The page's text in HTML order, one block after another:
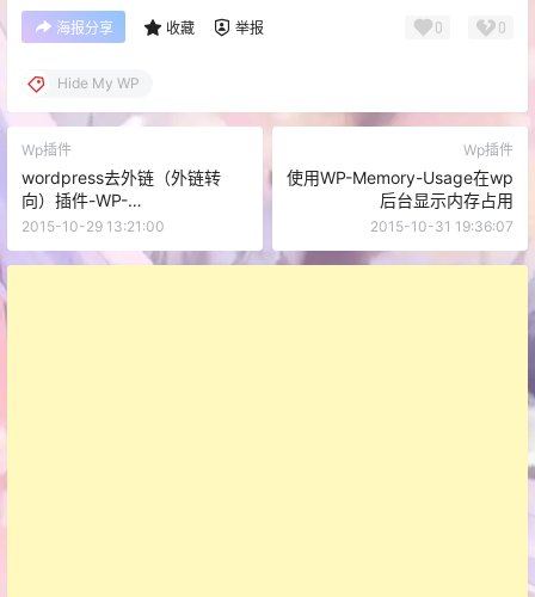
海报分享 收藏 举报 0 0
Hide My WP
Wp插件
wordpress去外链（外链转
向）插件-WP-
NoExternalLinks
2015-10-29 13:21:00
Wp插件
使用WP-Memory-Usage在wp
后台显示内存占用
2015-10-31 19:36:07